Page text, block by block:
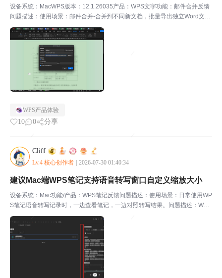
设备系统：MacWPS版本：12.1.26035产品：WPS文字功能：邮件合并反馈
问题描述：使用场景：邮件合并-合并到不同新文档，批量导出独立Word文档
时。用于批量生成员工、学生回执，个人通知单等文件。问题描述：当前导出
文件名设置仅支持选择单个域名作为新...
WPS产品体验
10 0 分享
Cliff
Lv.4 核心创作者 2026-07-30 01:40:34
建议Mac端WPS笔记支持语音转写窗口自定义缩放大小
设备系统：Mac功能/产品：WPS笔记反馈问题描述：使用场景：日常使用WP
S笔记语音转写记录时，一边查看笔记，一边对照转写结果。问题描述：WPS
笔记语音转写弹出窗口为固定尺寸，不能自定义拖拽边框窗口大小，也无法左
右拉动调整窗口宽度，使用起来非常难受。优化需...